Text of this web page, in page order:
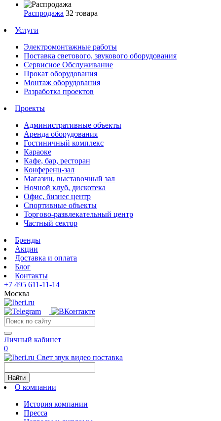
Распродажа 32 товара
Услуги
Электромонтажные работы
Поставка светового, звукового оборудования
Сервисное Обслуживание
Прокат оборудования
Монтаж оборудования
Разработка проектов
Проекты
Административные объекты
Аренда оборудования
Гостиничный комплекс
Караоке
Кафе, бар, ресторан
Конференц-зал
Магазин, выставочный зал
Ночной клуб, дискотека
Офис, бизнес центр
Спортивные объекты
Торгово-развлекательный центр
Частный сектор
Бренды
Акции
Доставка и оплата
Блог
Контакты
+7 495 611-11-14
Москва
Личный кабинет
0
Свет звук видео поставка
Найти
О компании
История компании
Пресса